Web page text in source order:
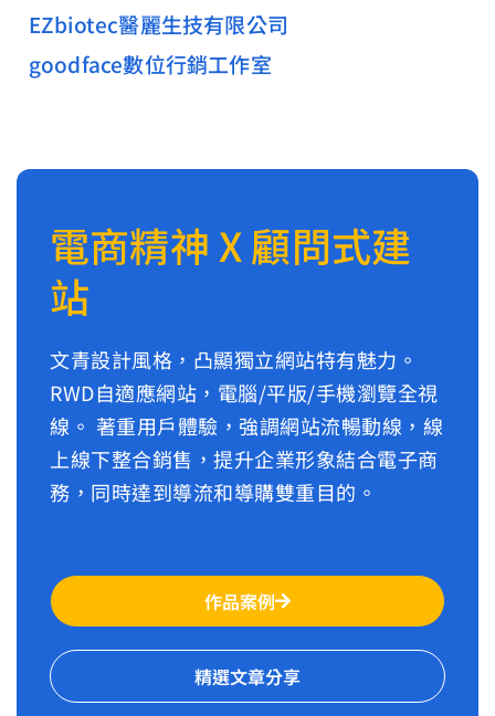
EZbiotec醫麗生技有限公司
goodface數位行銷工作室
電商精神 X 顧問式建
站
文青設計風格，凸顯獨立網站特有魅力。
RWD自適應網站，電腦/平版/手機瀏覽全視
線。 著重用戶體驗，強調網站流暢動線，線
上線下整合銷售，提升企業形象結合電子商
務，同時達到導流和導購雙重目的。
作品案例
精選文章分享